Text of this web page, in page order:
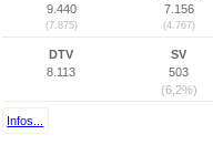
9.440
(7.875)
7.156
(4.767)
DTV
8.113
SV
503
(6,2%)
Infos...